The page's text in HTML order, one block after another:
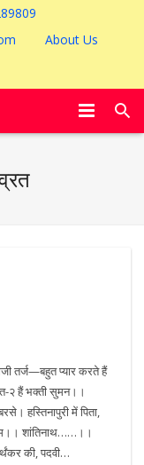
About Us
तर्ज—बहुत प्यार करते हैं
२ हैं भक्ती सुमन।।
हस्तिनापुरी में पिता,
शांतिनाथ……।।
की, पदवी…